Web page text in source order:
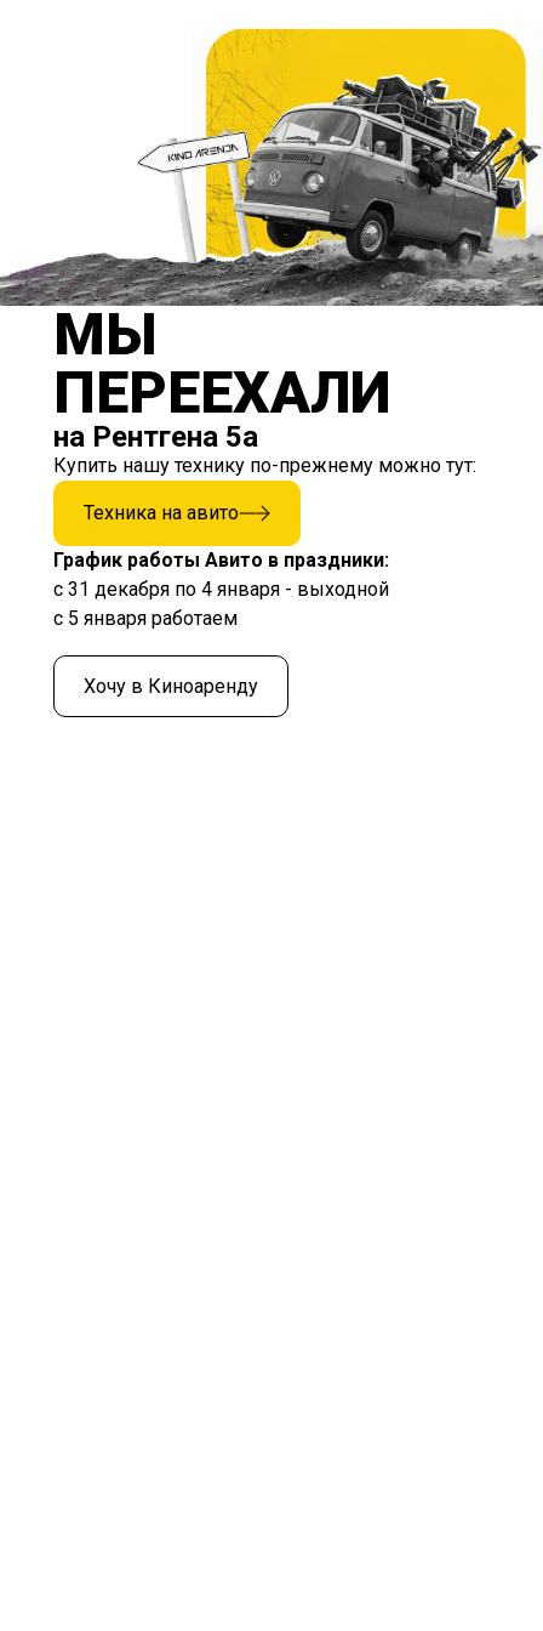
МЫ
ПЕРЕЕХАЛИ
на Рентгена 5а
Купить нашу технику по-прежнему можно тут:
Техника на авито
График работы Авито в праздники:
с 31 декабря по 4 января - выходной
с 5 января работаем
Хочу в Киноаренду